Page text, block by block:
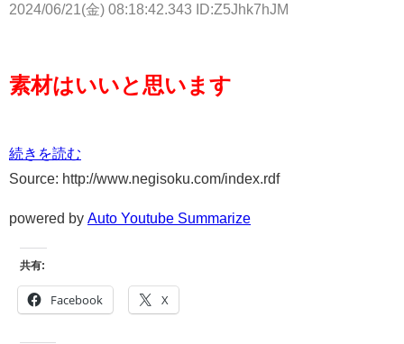
2024/06/21(金) 08:18:42.343 ID:Z5Jhk7hJM
素材はいいと思います
続きを読む
Source: http://www.negisoku.com/index.rdf
powered by Auto Youtube Summarize
共有:
Facebook X